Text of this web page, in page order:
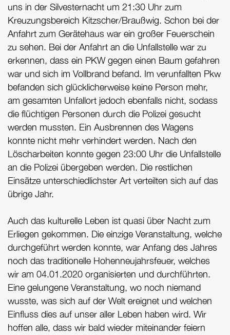
uns in der Silvesternacht um 21:30 Uhr zum
Kreuzungsbereich Kitzscher/Braußwig. Schon bei der
Anfahrt zum Gerätehaus war ein großer Feuerschein
zu sehen. Bei der Anfahrt an die Unfallstelle war zu
erkennen, dass ein PKW gegen einen Baum gefahren
war und sich im Vollbrand befand. Im verunfallten Pkw
befanden sich glücklicherweise keine Person mehr,
am gesamten Unfallort jedoch ebenfalls nicht, sodass
die flüchtigen Personen durch die Polizei gesucht
werden mussten. Ein Ausbrennen des Wagens
konnte nicht mehr verhindert werden. Nach den
Löscharbeiten konnte gegen 23:00 Uhr die Unfallstelle
an die Polizei übergeben werden. Die restlichen
Einsätze unterschiedlichster Art verteilten sich auf das
übrige Jahr.
Auch das kulturelle Leben ist quasi über Nacht zum
Erliegen gekommen. Die einzige Veranstaltung, welche
durchgeführt werden konnte, war Anfang des Jahres
noch das traditionelle Hohenneujahrsfeuer, welches
wir am 04.01.2020 organisierten und durchführten.
Eine gelungene Veranstaltung, wo noch niemand
wusste, was sich auf der Welt ereignet und welchen
Einfluss dies auf unser aller Leben haben wird. Wir
hoffen alle, dass wir bald wieder miteinander feiern